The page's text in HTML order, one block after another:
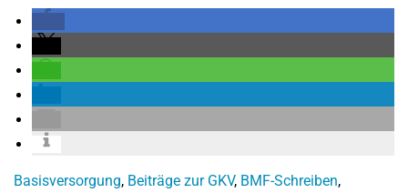
Basisversorgung, Beiträge zur GKV, BMF-Schreiben,